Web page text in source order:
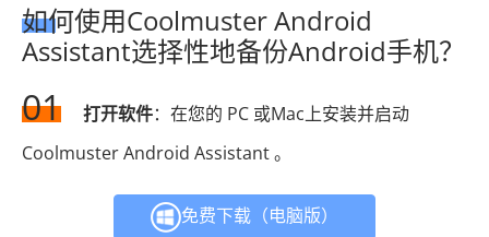
如何使用Coolmuster Android
Assistant选择性地备份Android手机？
01 打开软件：在您的 PC 或Mac上安装并启动
Coolmuster Android Assistant 。
免费下载（电脑版）